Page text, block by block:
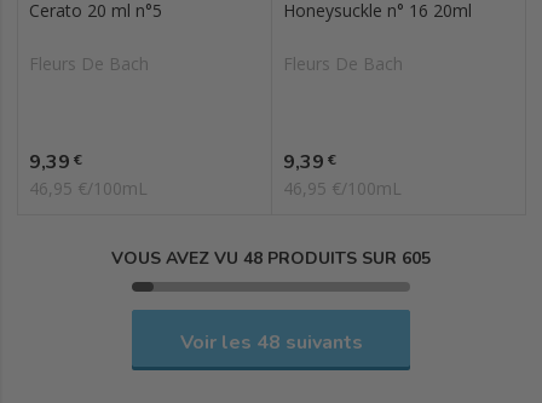
Cerato 20 ml n°5
Fleurs De Bach
Prix
9,39 €
46,95 €/100mL
Honeysuckle n° 16 20ml
Fleurs De Bach
Prix
9,39 €
46,95 €/100mL
VOUS AVEZ VU 48 PRODUITS SUR 605
Voir les 48 suivants